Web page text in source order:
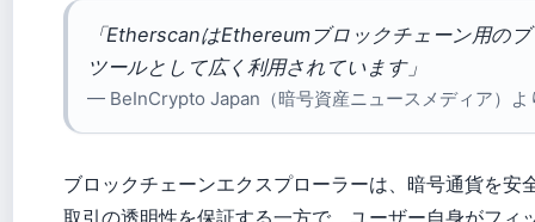
「EtherscanはEthereumブロックチェーン用の
ツールとして広く利用されています」
— BeInCrypto Japan（暗号資産ニュースメディア）よ
ブロックチェーンエクスプローラーは、暗号通貨を
取引の透明性を保証する一方で、ユーザー自身がフィ